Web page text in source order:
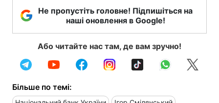
Не пропустіть головне! Підпишіться на
наші оновлення в Google!
Або читайте нас там, де вам зручно!
Більше по темі: